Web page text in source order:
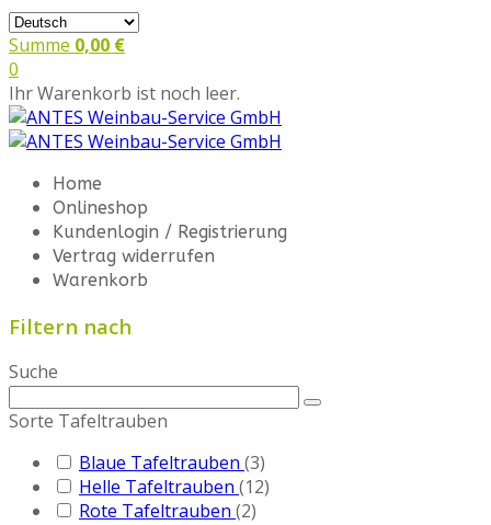
Summe 0,00 €
0
Ihr Warenkorb ist noch leer.
Home
Onlineshop
Kundenlogin / Registrierung
Vertrag widerrufen
Warenkorb
Filtern nach
Suche
Sorte Tafeltrauben
Blaue Tafeltrauben (3)
Helle Tafeltrauben (12)
Rote Tafeltrauben (2)